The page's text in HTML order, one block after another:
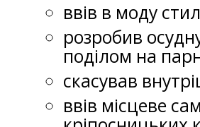
ввів в моду
розробив
поділом на
скасував
ввів місцеве